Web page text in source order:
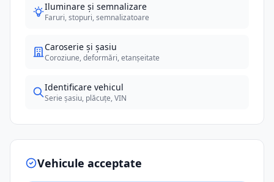
Iluminare și semnalizare
Faruri, stopuri, semnalizatoare
Caroserie și șasiu
Coroziune, deformări, etanșeitate
Identificare vehicul
Serie șasiu, plăcuțe, VIN
Vehicule acceptate